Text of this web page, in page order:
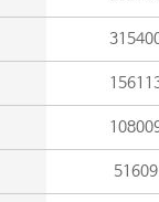
51609